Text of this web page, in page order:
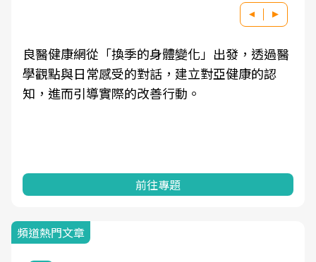
良醫健康網從「換季的身體變化」出發，透過醫
學觀點與日常感受的對話，建立對亞健康的認
知，進而引導實際的改善行動。
前往專題
頻道熱門文章